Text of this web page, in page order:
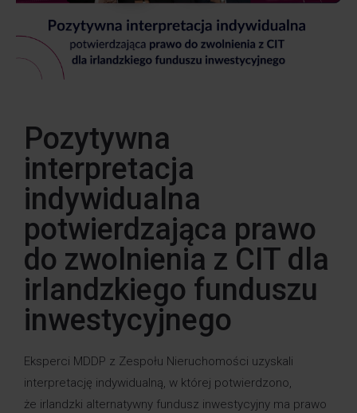
Pozytywna
interpretacja
indywidualna
potwierdzająca prawo
do zwolnienia z CIT dla
irlandzkiego funduszu
inwestycyjnego
Eksperci MDDP z Zespołu Nieruchomości uzyskali
interpretację indywidualną, w której potwierdzono,
że irlandzki alternatywny fundusz inwestycyjny ma prawo